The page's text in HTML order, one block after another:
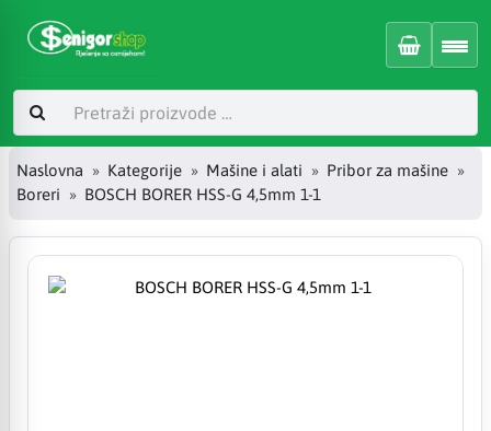
Naslovna Kategorije Mašine i alati
Pribor za mašine
Boreri
BOSCH BORER HSS-G 4,5mm 1-1